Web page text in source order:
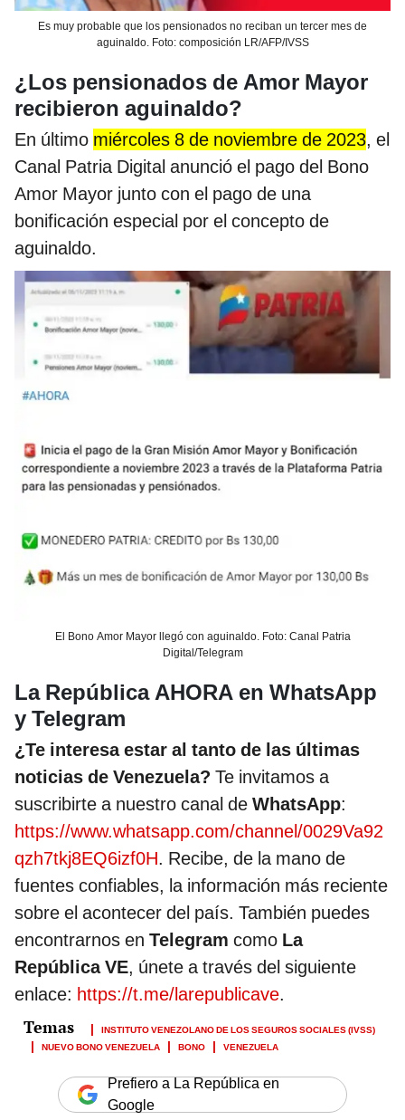
Es muy probable que los pensionados no reciban un tercer mes de
aguinaldo. Foto: composición LR/AFP/IVSS
¿Los pensionados de Amor Mayor
recibieron aguinaldo?
En último miércoles 8 de noviembre de 2023, el
Canal Patria Digital anunció el pago del Bono
Amor Mayor junto con el pago de una
bonificación especial por el concepto de
aguinaldo.
El Bono Amor Mayor llegó con aguinaldo. Foto: Canal Patria
Digital/Telegram
La República AHORA en WhatsApp
y Telegram
¿Te interesa estar al tanto de las últimas
noticias de Venezuela? Te invitamos a
suscribirte a nuestro canal de WhatsApp:
https://www.whatsapp.com/channel/0029Va92
qzh7tkj8EQ6izf0H. Recibe, de la mano de
fuentes confiables, la información más reciente
sobre el acontecer del país. También puedes
encontrarnos en Telegram como La
República VE, únete a través del siguiente
enlace: https://t.me/larepublicave.
INSTITUTO VENEZOLANO DE LOS SEGUROS SOCIALES (IVSS)
NUEVO BONO VENEZUELA
BONO VENEZUELA
Prefiero a La República en
Google